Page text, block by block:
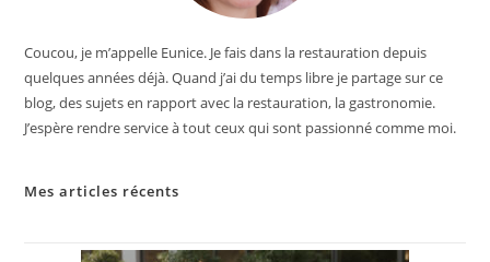
Coucou, je m’appelle Eunice. Je fais dans la restauration depuis
quelques années déjà. Quand j’ai du temps libre je partage sur ce
blog, des sujets en rapport avec la restauration, la gastronomie.
J’espère rendre service à tout ceux qui sont passionné comme moi.
Mes articles récents